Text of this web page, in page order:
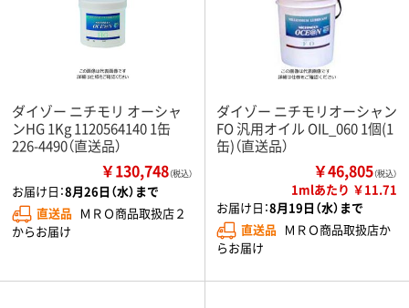
ダイゾー ニチモリ オーシャ
ンHG 1Kg 1120564140 1缶
226-4490（直送品）
￥130,748（税込）
お届け日：8月26日（水）まで
直送品 ＭＲＯ商品取扱店２
からお届け
ダイゾー ニチモリオーシャン
FO 汎用オイル OIL_060 1個(1
缶)（直送品）
￥46,805（税込）
1mlあたり ￥11.71
お届け日：8月19日（水）まで
直送品 ＭＲＯ商品取扱店か
らお届け